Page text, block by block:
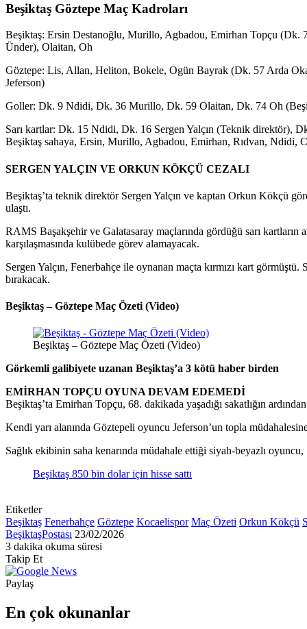
Beşiktaş Göztepe Maç Kadroları
Beşiktaş: Ersin Destanoğlu, Murillo, Agbadou, Emirhan Topçu
Ünder), Olaitan, Oh
Göztepe: Lis, Allan, Heliton, Bokele, Ogün Bayrak (Dk. 57 Arda
Jeferson)
Goller: Dk. 9 Ndidi, Dk. 36 Murillo, Dk. 59 Olaitan, Dk. 74 Oh
Sarı kartlar: Dk. 15 Ndidi, Dk. 16 Sergen Yalçın (Teknik direktör),
Beşiktaş sahaya, Ersin, Murillo, Agbadou, Emirhan, Rıdvan, Ndidi,
SERGEN YALÇIN VE ORKUN KÖKÇÜ CEZALI
Beşiktaş’ta teknik direktör Sergen Yalçın ve kaptan Orkun Kökçü
ulaştı.
RAMS Başakşehir ve Galatasaray maçlarında gördüğü sarı kartların
karşılaşmasında kulübede görev alamayacak.
Sergen Yalçın, Fenerbahçe ile oynanan maçta kırmızı kart
bırakacak.
Beşiktaş – Göztepe Maç Özeti (Video)
Beşiktaş – Göztepe Maç Özeti (Video)
Görkemli galibiyete uzanan Beşiktaş’a 3 kötü haber birden
EMİRHAN TOPÇU OYUNA DEVAM EDEMEDİ
Beşiktaş’ta Emirhan Topçu, 68. dakikada yaşadığı sakatlığın
Kendi yarı alanında Göztepeli oyuncu Jeferson’un topla
Sağlık ekibinin saha kenarında müdahale ettiği siyah-beyazlı
Beşiktaş 850 bin dolar için hisse sattı
Etiketler
Beşiktaş Fenerbahçe Göztepe Kocaelispor Maç Özeti Orkun Kökçü
BeşiktaşPostası Bir
e-
göndermek
23/02/2026
3 dakika okuma süresi
Facebook
X
LinkedIn
Tumblr
Pinterest
Reddit
VKontakte
Odnoklassniki
Pocket
Takip Et
Paylaş
Posta
ile
En çok okunanlar